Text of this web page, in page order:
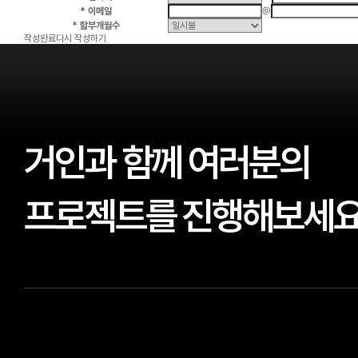
* 이메일
@
* 할부개월수
작성완료다시 작성하기
거인과 함께 여러분의
프로젝트를 진행해보세